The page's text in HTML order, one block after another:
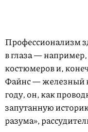
Профессионализм
в глаза —
костюмеров и,
Файнс — железный
году, он, как
запутанную
разума»,